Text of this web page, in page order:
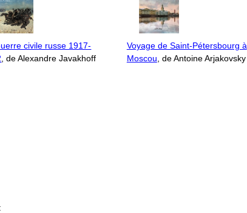
civile russe 1917-
, de Alexandre Javakhoff
Voyage de Saint-Pétersbourg à
Moscou , de Antoine Arjakovsky